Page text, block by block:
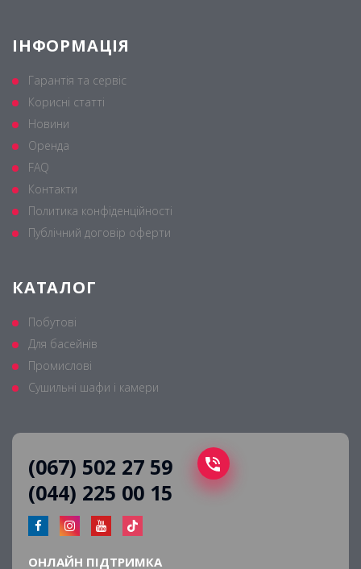
ІНФОРМАЦІЯ
Гарантія та сервіс
Корисні статті
Новини
Оренда
FAQ
Контакти
Политика конфіденційності
Публічний договір оферти
КАТАЛОГ
Побутові
Для басейнів
Промислові
Сушильні шафи і камери
(067) 502 27 59
(044) 225 00 15
ОНЛАЙН ПІДТРИМКА